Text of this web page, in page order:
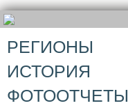
РЕГИОНЫ
ИСТОРИЯ
ФОТООТЧЕТЫ